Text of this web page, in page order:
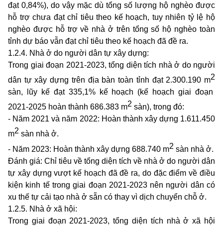
đạt 0,84%), do vậy mặc dù tổng số lượng hộ nghèo được
hỗ trợ chưa đạt chỉ tiêu theo kế hoạch, tuy nhiên tỷ lệ hộ
nghèo được hỗ trợ về nhà ở trên tổng số hộ nghèo toàn
tỉnh dự báo vẫn đạt chỉ tiêu theo kế hoạch đã đề ra.
1.2.4. Nhà ở do người dân tự xây dựng:
Trong giai đoạn 2021-2023, tổng diện tích nhà ở do người
dân tự xây dựng trên địa bàn toàn tỉnh đạt 2.300.190 m2
sàn, lũy kế đạt 335,1% kế hoạch (kế hoạch giai đoạn
2021-2025 hoàn thành 686.383 m2 sàn), trong đó:
- Năm 2021 và năm 2022: Hoàn thành xây dựng 1.611.450
m2 sàn nhà ở.
- Năm 2023: Hoàn thành xây dựng 688.740 m2 sàn nhà ở.
Đánh giá: Chỉ tiêu về tổng diện tích về nhà ở do người dân
tự xây dựng vượt kế hoạch đã đề ra, do đặc điểm về điều
kiện kinh tế trong giai đoạn 2021-2023 nên người dân có
xu thế tự cải tạo nhà ở sẵn có thay vì dịch chuyển chỗ ở.
1.2.5. Nhà ở xã hội:
Trong giai đoạn 2021-2023, tổng diện tích nhà ở xã hội